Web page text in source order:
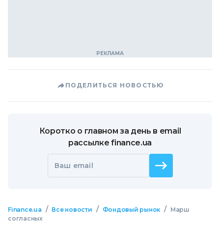
ПОДЕЛИТЬСЯ НОВОСТЬЮ
Коротко о главном за день в email
рассылке finance.ua
Ваш email
Finance.ua / Все новости / Фондовый рынок /
Марш
согласных